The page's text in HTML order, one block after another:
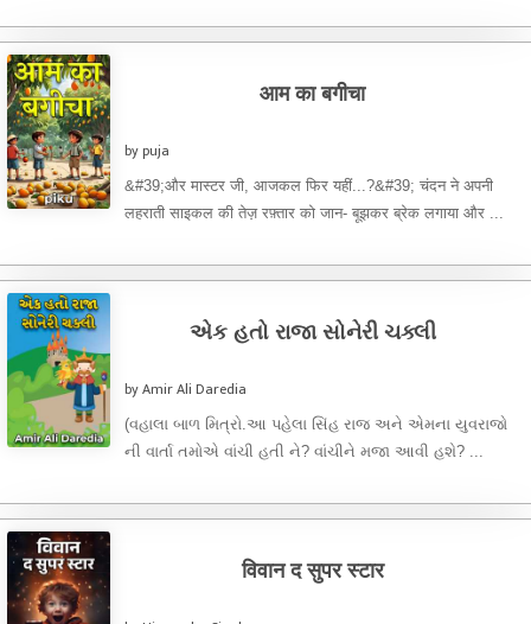
आम का बगीचा
by puja
&#39;और मास्टर जी, आजकल फिर यहीं...?&#39; चंदन ने अपनी
लहराती साइकल की तेज़ रफ़्तार को जान- बूझकर ब्रेक लगाया और ...
એક હતો રાજા સોનેરી ચક્લી
by Amir Ali Daredia
(વહાલા બાળ મિત્રો.આ પહેલા સિંહ રાજ અને એમના યુવરાજો
ની વાર્તા તમોએ વાંચી હતી ને? વાંચીને મજા આવી હશે? ...
विवान द सुपर स्टार